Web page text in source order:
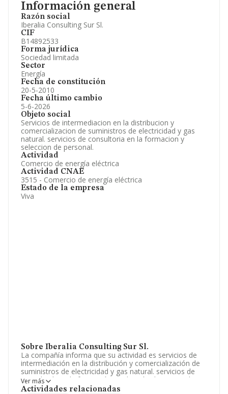
Información general
Razón social
Iberalia Consulting Sur Sl.
CIF
B14892533
Forma jurídica
Sociedad limitada
Sector
Energía
Fecha de constitución
20-5-2010
Fecha último cambio
5-6-2026
Objeto social
Servicios de intermediacion en la distribucion y
comercializacion de suministros de electricidad y gas
natural. servicios de consultoria en la formacion y
seleccion de personal.
Actividad
Comercio de energía eléctrica
Actividad CNAE
3515 - Comercio de energía eléctrica
Estado de la empresa
Viva
Sobre Iberalia Consulting Sur Sl.
La compañía informa que su actividad es servicios de
intermediación en la distribución y comercialización de
suministros de electricidad y gas natural. servicios de
consultoría en la formación y selección de personal. La
empresa aparece inscrita en el Registro Mercantil como
Ver más
Actividades relacionadas